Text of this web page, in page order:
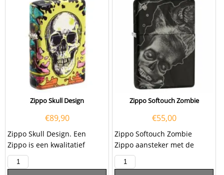
Zippo Skull Design
€89,90
Zippo Skull Design. Een
Zippo is een kwalitatief
goede aansteker met de
welbekende Zippo...
Zippo Softouch Zombie
€55,00
Zippo Softouch Zombie
Zippo aansteker met de
nieuwe Softouch afwerking
van Zippo. Met...